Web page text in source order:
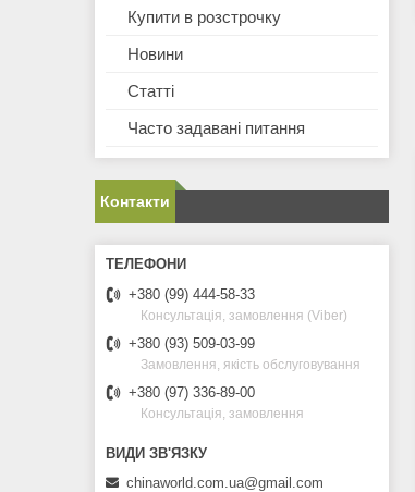
Купити в розстрочку
Новини
Статті
Часто задавані питання
Контакти
+380 (99) 444-58-33
Консультація, замовлення (Viber)
+380 (93) 509-03-99
Замовлення, якість обслуговування
+380 (97) 336-89-00
Консультація, замовлення
chinaworld.com.ua@gmail.com